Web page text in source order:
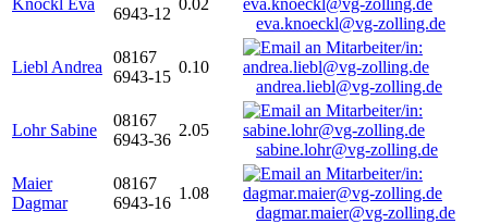
Knöckl Eva
6943-12
0.02
eva.knoeckl@vg-zolling.de
Liebl Andrea
08167
6943-15
0.10
andrea.liebl@vg-zolling.de
Lohr Sabine
08167
6943-36
2.05
sabine.lohr@vg-zolling.de
Maier
Dagmar
08167
6943-16
1.08
dagmar.maier@vg-zolling.de